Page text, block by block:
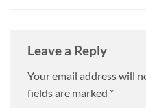
Leave a Reply
Your email address will
fields are marked *